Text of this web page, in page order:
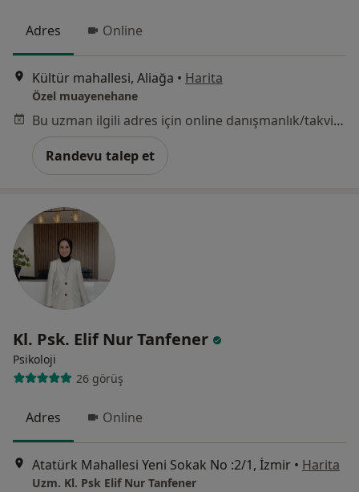
Adres Online
Kültür mahallesi, Aliağa • Harita
Özel muayenehane
Bu uzman ilgili adres için online danışmanlık/takvim sunmuyor.
Randevu talep et
Kl. Psk. Elif Nur Tanfener
Psikoloji
26 görüş
Adres Online
Atatürk Mahallesi Yeni Sokak No :2/1, İzmir • Harita
Uzm. Kl. Psk Elif Nur Tanfener